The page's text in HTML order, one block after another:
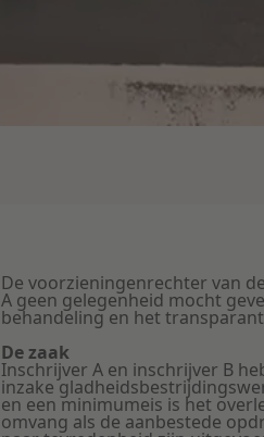
De voorzieningenrechter van
A geen gelegenheid mocht
behandeling en het
De zaak
Inschrijver A en inschrijver B
inzake
en een minimumeis is het
omvang als de aanbestede